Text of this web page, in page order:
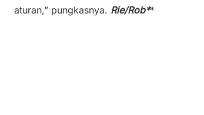
aturan,” pungkasnya. Rie/Rob**